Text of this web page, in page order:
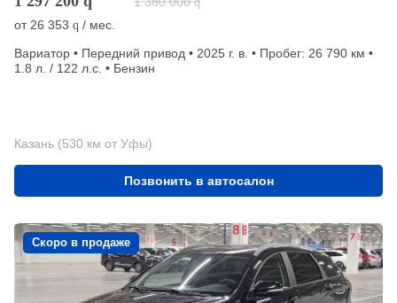
от 26 353 q / мес.
Вариатор • Передний привод • 2025 г. в. • Пробег: 26 790 км •
1.8 л. / 122 л.с. • Бензин
Казань (530 км от Уфы)
Позвонить в автосалон
Скоро в продаже